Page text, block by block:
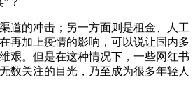
的冲击；另一方面则是租金、人工
再加上疫情的影响，可以说让国内多
艰。但是在这种情况下，一些网红书
数关注的目光，乃至成为很多年轻人